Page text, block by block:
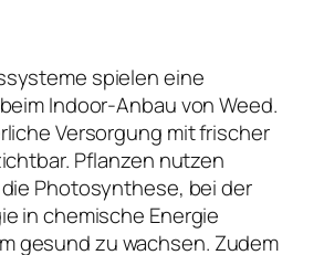
spielen eine
Indoor-Anbau von Weed.
Versorgung mit frischer
Pflanzen nutzen
Photosynthese, bei der
in chemische Energie
gesund zu wachsen. Zudem